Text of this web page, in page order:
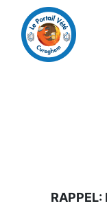
RAPPEL: